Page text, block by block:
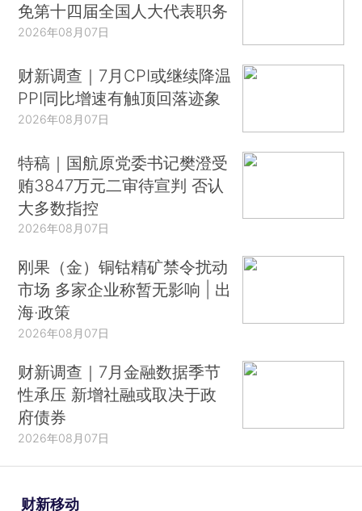
免第十四届全国人大代表职务
2026年08月07日
财新调查｜7月CPI或继续降温
PPI同比增速有触顶回落迹象
2026年08月07日
特稿｜国航原党委书记樊澄受
贿3847万元二审待宣判 否认
大多数指控
2026年08月07日
刚果（金）铜钴精矿禁令扰动
市场 多家企业称暂无影响 | 出
海·政策
2026年08月07日
财新调查｜7月金融数据季节
性承压 新增社融或取决于政
府债券
2026年08月07日
财新移动